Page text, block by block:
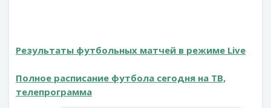
Результаты футбольных матчей в режиме Live
Полное расписание футбола сегодня на ТВ,
телепрограмма